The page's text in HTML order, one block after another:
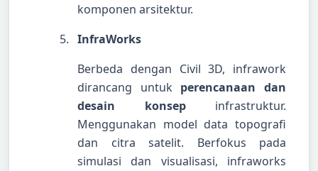
komponen arsitektur.
InfraWorks
Berbeda dengan Civil 3D, infrawork
dirancang untuk perencanaan dan
desain konsepinfrastruktur.
Menggunakan model data topografi
dan citra satelit. Berfokus pada
simulasi dan visualisasi, infraworks